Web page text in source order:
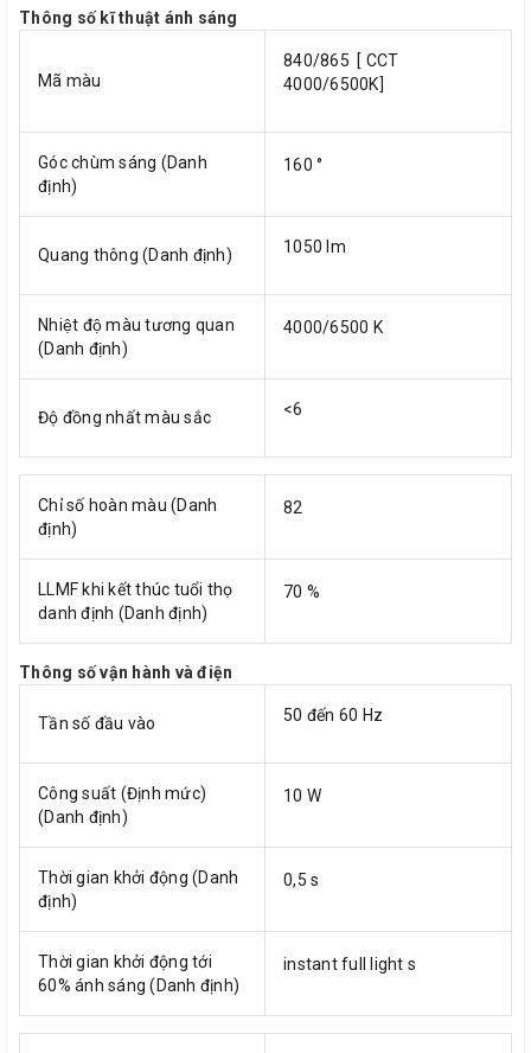
Thông số kĩ thuật ánh sáng
Mã màu
840/865 [ CCT
4000/6500K]
Góc chùm sáng (Danh
định)
160 °
Quang thông (Danh định) 1050 lm
Nhiệt độ màu tương quan
(Danh định)
4000/6500 K
Độ đồng nhất màu sắc <6
Chỉ số hoàn màu (Danh
định)
82
LLMF khi kết thúc tuổi thọ
danh định (Danh định)
70 %
Thông số vận hành và điện
Tần số đầu vào 50 đến 60 Hz
Công suất (Định mức)
(Danh định)
10 W
Thời gian khởi động (Danh
định)
0,5 s
Thời gian khởi động tới
60% ánh sáng (Danh định)
instant full light s